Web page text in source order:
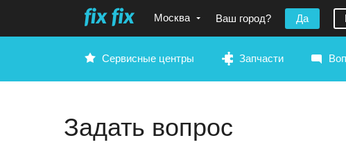
Москва Ваш город? Да
Сервисные центры Запчасти
Задать вопрос